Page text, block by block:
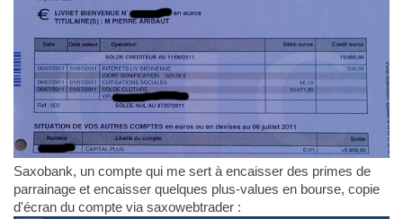
Saxobank, un compte qui me sert à encaisser des primes de
parrainage et encaisser quelques plus-values en bourse, copie
d'écran du compte via saxowebtrader :